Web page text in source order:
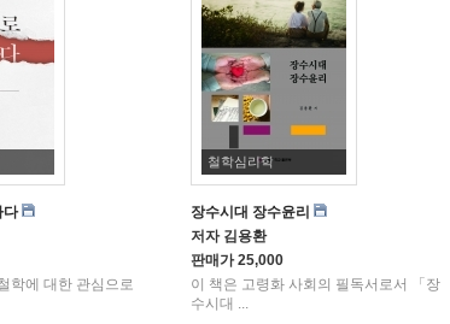
다
학에 대한 관심으로
철학심리학
장수시대 장수윤리
저자김용환
판매가25,000
이 책은 고령화 사회의 필독서로서 「장
수시대 ...